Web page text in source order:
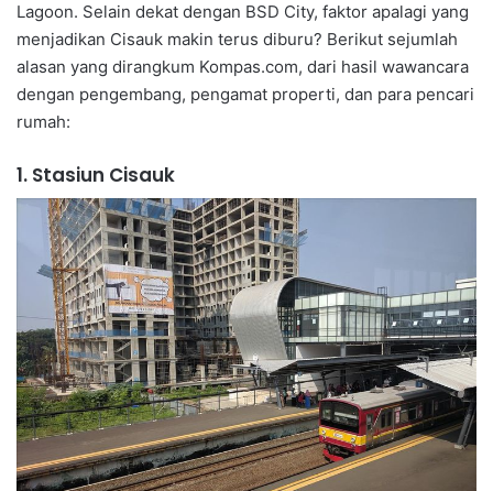
Lagoon. Selain dekat dengan BSD City, faktor apalagi yang
menjadikan Cisauk makin terus diburu? Berikut sejumlah
alasan yang dirangkum Kompas.com, dari hasil wawancara
dengan pengembang, pengamat properti, dan para pencari
rumah:
1. Stasiun Cisauk